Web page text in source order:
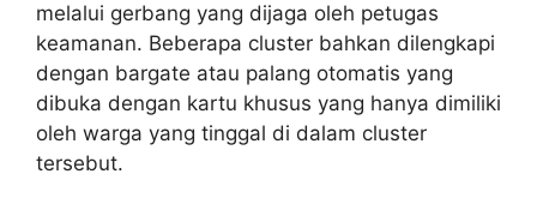
melalui gerbang yang dijaga oleh petugas
keamanan. Beberapa cluster bahkan dilengkapi
dengan bargate atau palang otomatis yang
dibuka dengan kartu khusus yang hanya dimiliki
oleh warga yang tinggal di dalam cluster
tersebut.